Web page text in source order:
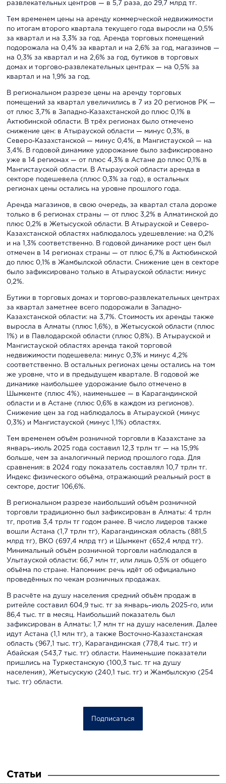
развлекательных центров — в 5,7 раза, до 29,7 млрд тг.
Тем временем цены на аренду коммерческой недвижимости
по итогам второго квартала текущего года выросли на 0,5%
за квартал и на 3,3% за год. Аренда торговых помещений
подорожала на 0,4% за квартал и на 2,6% за год, магазинов —
на 0,3% за квартал и на 2,6% за год, бутиков в торговых
домах и торгово-развлекательных центрах — на 0,5% за
квартал и на 1,9% за год.
В региональном разрезе цены на аренду торговых
помещений за квартал увеличились в 7 из 20 регионов РК —
от плюс 3,7% в Западно-Казахстанской до плюс 0,1% в
Актюбинской области. В трёх регионах было отмечено
снижение цен: в Атырауской области — минус 0,3%, в
Северо-Казахстанской — минус 0,4%, в Мангистауской — на
3,4%. В годовой динамике удорожание было зафиксировано
уже в 14 регионах — от плюс 4,3% в Астане до плюс 0,1% в
Мангистауской области. В Атырауской области аренда в
секторе подешевела (плюс 0,3% за год), в остальных
регионах цены остались на уровне прошлого года.
Аренда магазинов, в свою очередь, за квартал стала дороже
только в 6 регионах страны — от плюс 3,2% в Алматинской до
плюс 0,2% в Жетысуской области. В Атырауской и Северо-
Казахстанской областях наблюдалось удешевление: на 0,2%
и на 1,3% соответственно. В годовой динамике рост цен был
отмечен в 14 регионах страны — от плюс 6,7% в Актюбинской
до плюс 0,1% в Жамбылской области. Снижение цен в секторе
было зафиксировано только в Атырауской области: минус
0,2%.
Бутики в торговых домах и торгово-развлекательных центрах
за квартал заметнее всего подорожали в Западно-
Казахстанской области: на 3,7%. Стоимость их аренды также
выросла в Алматы (плюс 1,6%), в Жетысуской области (плюс
1%) и в Павлодарской области (плюс 0,8%). В Атырауской и
Мангистауской областях аренда такой торговой
недвижимости подешевела: минус 0,3% и минус 4,2%
соответственно. В остальных регионах цены остались на том
же уровне, что и в предыдущем квартале. В годовой же
динамике наибольшее удорожание было отмечено в
Шымкенте (плюс 4%), наименьшее — в Карагандинской
области и в Астане (плюс 0,6% в каждом из регионов).
Снижение цен за год наблюдалось в Атырауской (минус
0,3%) и Мангистауской (минус 1,1%) областях.
Тем временем объём розничной торговли в Казахстане за
январь–июль 2025 года составил 12,3 трлн тг — на 15,9%
больше, чем за аналогичный период прошлого года. Для
сравнения: в 2024 году показатель составлял 10,7 трлн тг.
Индекс физического объёма, отражающий реальный рост в
секторе, достиг 106,6%.
В региональном разрезе наибольший объём розничной
торговли традиционно был зафиксирован в Алматы: 4 трлн
тг, против 3,4 трлн тг годом ранее. В число лидеров также
вошли Астана (1,7 трлн тг), Карагандинская область (881,5
млрд тг), ВКО (697,4 млрд тг) и Шымкент (652,4 млрд тг).
Минимальный объём розничной торговли наблюдался в
Улытауской области: 66,7 млн тг, или лишь 0,5% от общего
объёма по стране. Напомним: речь идёт об официально
проведённых по чекам розничных продажах.
В расчёте на душу населения средний объём продаж в
ритейле составил 604,9 тыс. тг за январь–июль 2025-го, или
86,4 тыс. тг в месяц. Наибольший показатель был
зафиксирован в Алматы: 1,7 млн тг на душу населения. Далее
идут Астана (1,1 млн тг), а также Восточно-Казахстанская
область (967,1 тыс. тг), Карагандинская (778,4 тыс. тг) и
Абайская (543,7 тыс. тг) области. Наименьшие показатели
пришлись на Туркестанскую (100,3 тыс. тг на душу
населения), Жетысускую (240,1 тыс. тг) и Жамбылскую (254
тыс. тг) области.
Подписаться
Статьи